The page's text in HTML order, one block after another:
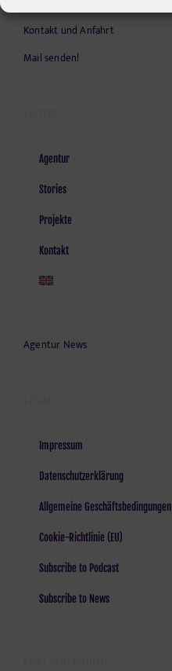
Kontakt und Anfahrt
Mail senden!
Agentur
Stories
Projekte
Kontakt
Agentur News
Impressum
Datenschutzerklärung
Allgemeine Geschäftsbedingungen
Cookie-Richtlinie (EU)
Subscribe to Podcast
Subscribe to News